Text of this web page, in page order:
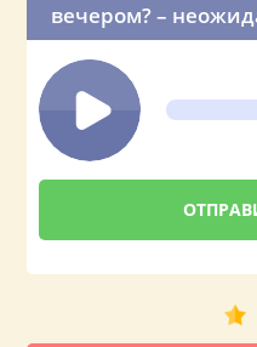
вечером? –
предложение от